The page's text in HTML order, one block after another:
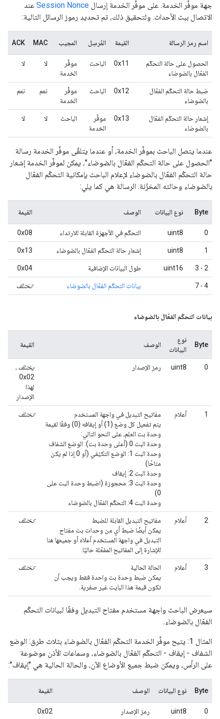
جهة موفِّر الخدمة. على موفِّر الخدمة إرسال Session Nonce عند
الاتصال ببث الأحداث. ولتحقيق ذلك، تم تحديد رموز الرسائل التالية:
اسم رمز الرسالة القيمة المُرسِل المجيب MAC
ACK
الحصول على حالة التحكّم
الفعّال بالضوضاء
0x11 الباحث
موفِّر
الخدمة
لا لا
ضبط حالة التحكّم الفعّال
بالضوضاء
0x12 الباحث
موفِّر
الخدمة
نعم نعم
إشعار حالة التحكّم الفعّال
بالضوضاء
0x13
موفِّر
الخدمة
الباحث لا لا
عندما يتصل الباحث بموفِّر الخدمة، أو عندما يتلقّى موفِّر الخدمة رسالة
"الحصول على حالة التحكّم الفعّال بالضوضاء"، يمكن لموفِّر الخدمة إشعار
حالة التحكّم الفعّال بالضوضاء لإعلام الباحث بإمكانية التحكّم الفعّال
بالضوضاء وحالته المخزّنة. الرسالة هي كما يلي:
Byte نوع البيانات الوصف القيمة
0
uint8 التحكّم في الأجهزة القابلة للارتداء 0x08
1
uint8 إشعار حالة التحكّم الفعّال بالضوضاء 0x13
2 - 3
uint16 طول البيانات الإضافية 0x04
4 - 7 بيانات التحكّم الفعّال بالضوضاء تختلف
بيانات التحكّم الفعّال بالضوضاء
Byte
نوع
البيانات
الوصف القيمة
0
uint8 رمز الإصدار يختلف ،
0x02
لهذا
الإصدار
1 أعلام
مفاتيح التبديل في واجهة المستخدم
يتم تفعيل كل وضع (1) أو إيقافه (0) وفقًا لقيمة
وحدة بت العلم، على النحو التالي:
وحدة البت 0 (أعلى وحدة بت): الوضع الشفاف
وحدة البت 1: الوضع التكيّفي (أو 0 إذا لم يكن
متاحًا)
وحدة البت 2: إيقاف
وحدة البت 3: محجوزة (اضبط وحدة البت على
0)
وحدة البت 4: التحكّم الفعّال بالضوضاء
تختلف
2 أعلام
مفاتيح التبديل القابلة للضبط
يمكن أيضًا ضبط أي من وحدات بت مفتاح
التبديل في واجهة المستخدم أعلاه أو جميعها هنا
للإشارة إلى المفاتيح المفعّلة حاليًا.
تختلف
3 أعلام
الحالة الحالية
يمكن ضبط وحدة بت واحدة فقط ويجب أن
تكون قيمة هذا البايت غير صفرية.
تختلف
سيعرض الباحث واجهة مستخدم مفتاح التبديل وفقًا لبيانات التحكّم
الفعّال بالضوضاء.
المثال 1: يتيح موفِّر الخدمة التحكّم الفعّال بالضوضاء بثلاث طرق: الوضع
الشفاف - إيقاف - التحكّم الفعّال بالضوضاء، وسماعات الأذن موضوعة
على الرأس، ويمكن ضبط جميع الأوضاع الآن، والحالة الحالية هي "إيقاف":
Byte نوع البيانات الوصف القيمة
0
uint8 رمز الإصدار 0x02